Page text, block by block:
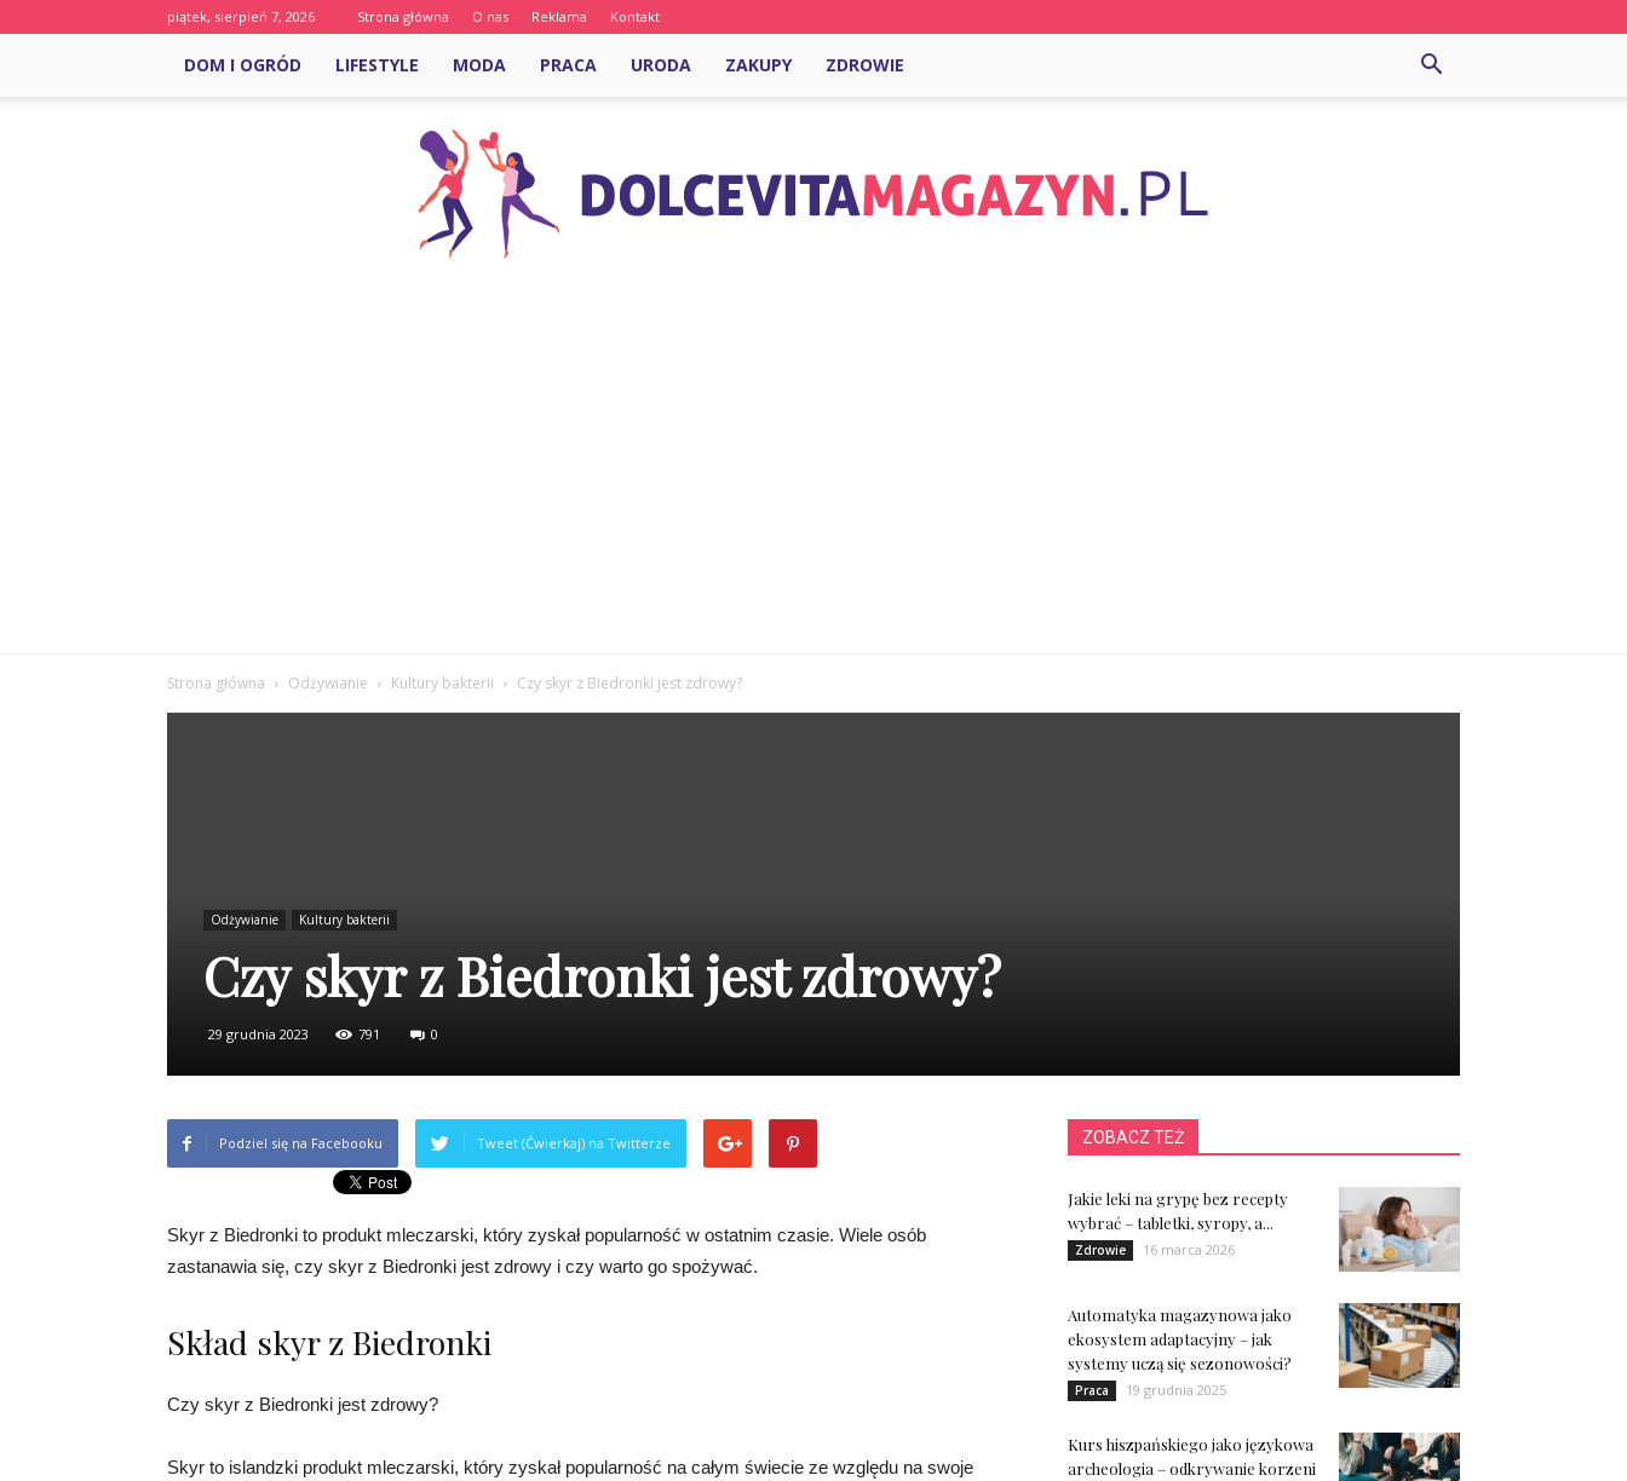
piątek, sierpień 7, 2026 Strona główna O nas Reklama Kontakt
DOM I OGRÓD LIFESTYLE MODA PRACA URODA ZAKUPY ZDROWIE
Strona główna Odżywianie Kultury bakterii Czy skyr z Biedronki jest zdrowy?
Odżywianie Kultury bakterii
Czy skyr z Biedronki jest zdrowy?
29 grudnia 2023 791 0
Podziel się na Facebooku Tweet (Ćwierkaj) na Twitterze
Skyr z Biedronki to produkt mleczarski, który zyskał popularność w ostatnim czasie. Wiele osób
zastanawia się, czy skyr z Biedronki jest zdrowy i czy warto go spożywać.
Skład skyr z Biedronki
Czy skyr z Biedronki jest zdrowy?
Skyr to islandzki produkt mleczarski, który zyskał popularność na całym świecie ze względu na swoje
ZOBACZ TEŻ
Jakie leki na grypę bez recepty
wybrać – tabletki, syropy, a...
Zdrowie 16 marca 2026
Automatyka magazynowa jako
ekosystem adaptacyjny – jak
systemy uczą się sezonowości?
Praca 19 grudnia 2025
Kurs hiszpańskiego jako językowa
archeologia – odkrywanie korzeni